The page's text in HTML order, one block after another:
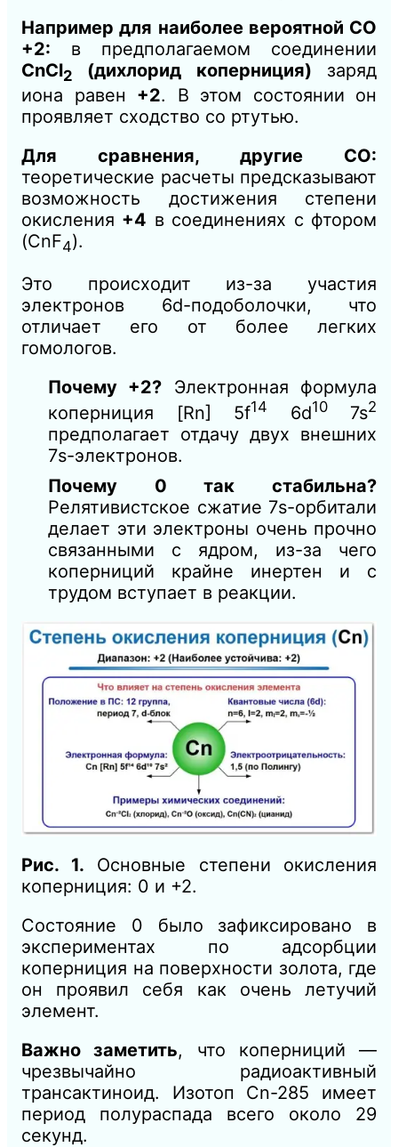
Например для наиболее вероятной СО
+2: в предполагаемом соединении
CnCl2 (дихлорид коперниция) заряд
иона равен +2. В этом состоянии он
проявляет сходство со ртутью.
Для сравнения, другие СО:
теоретические расчеты предсказывают
возможность достижения степени
окисления +4 в соединениях с фтором
(CnF4).
Это происходит из-за участия
электронов 6d-подоболочки, что
отличает его от более легких
гомологов.
Почему +2? Электронная формула
коперниция [Rn] 5f14 6d107s2
предполагает отдачу двух внешних
7s-электронов.
Почему 0 так стабильна?
Релятивистское сжатие 7s-орбитали
делает эти электроны очень прочно
связанными с ядром, из-за чего
коперниций крайне инертен и с
трудом вступает в реакции.
Рис. 1. Основные степени окисления
коперниция: 0 и +2.
Состояние 0 было зафиксировано в
экспериментах по адсорбции
коперниция на поверхности золота, где
он проявил себя как очень летучий
элемент.
Важно заметить, что коперниций —
чрезвычайно радиоактивный
трансактиноид. Изотоп Cn-285 имеет
период полураспада всего около 29
секунд.